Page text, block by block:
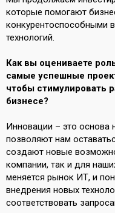
которые помогают
конкурентоспособными
технологий.
Как вы оцениваете
самые успешные
чтобы стимулировать
бизнесе?
Инновации – это основа
позволяют нам
создают новые
компании, так и для
меняется рынок ИТ, и
внедрения новых
соответствовать